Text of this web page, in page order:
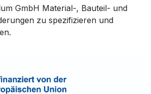
GmbH Material-, Bauteil- und
zu spezifizieren und